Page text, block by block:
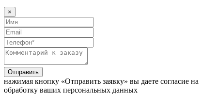
×
Отправить
нажимая кнопку «Отправить заявку» вы даете согласие на
обработку ваших персональных данных